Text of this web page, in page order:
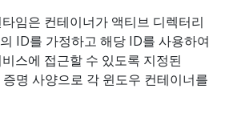
임은 컨테이너가 액티브 디렉터리
ID를 가정하고 해당 ID를 사용하여
스에 접근할 수 있도록 지정된
명 사양으로 각 윈도우 컨테이너를